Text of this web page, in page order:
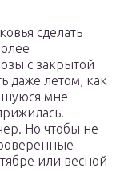
сделать
с закрытой
даже летом, как
мне
Но чтобы не
или весной